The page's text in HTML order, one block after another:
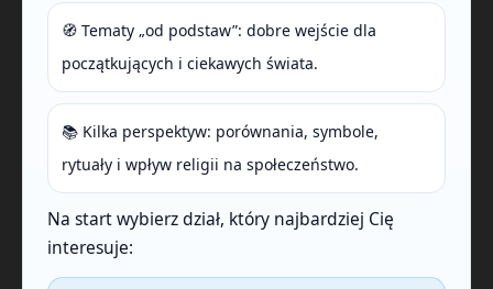
🧭 Tematy „od podstaw”: dobre wejście dla
początkujących i ciekawych świata.
📚 Kilka perspektyw: porównania, symbole,
rytuały i wpływ religii na społeczeństwo.
Na start wybierz dział, który najbardziej Cię
interesuje: